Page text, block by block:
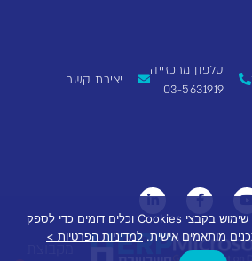
טלפון מרכזייה
03-5631919
יצירת קשר
לידיעתך: באתר זה נעשה שימוש בקבצי Cookies וכלים דומים כדי לספק
מותאמים אישית. למדיניות הפרטיות >